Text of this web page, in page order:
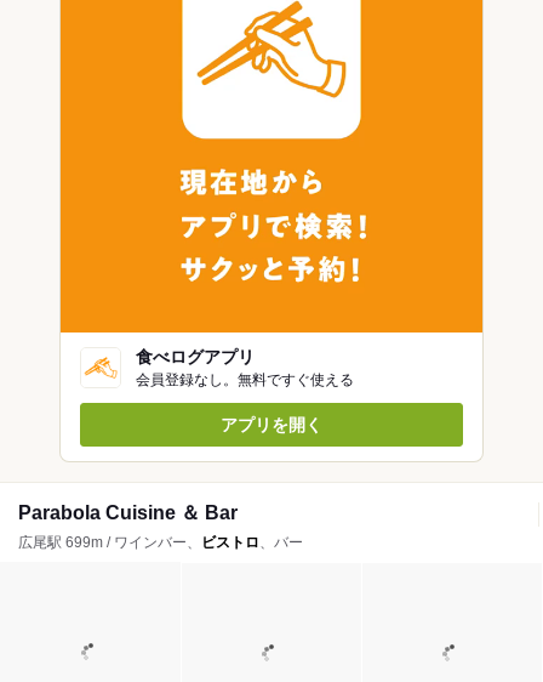
食べログアプリ
会員登録なし。無料ですぐ使える
アプリを開く
Parabola Cuisine ＆ Bar
広尾駅 699m / ワインバー、 ビストロ、バー